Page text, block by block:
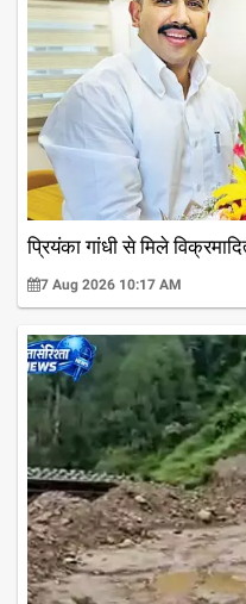
प्रियंका गांधी से मिले
7 Aug 2026 10:17 AM